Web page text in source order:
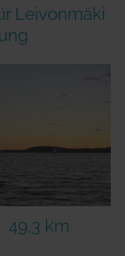
Leivonmäki
49,3 km